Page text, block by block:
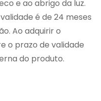
e ao abrigo da luz.
é de 24 meses
Ao adquirir o
o prazo de validade
do produto.